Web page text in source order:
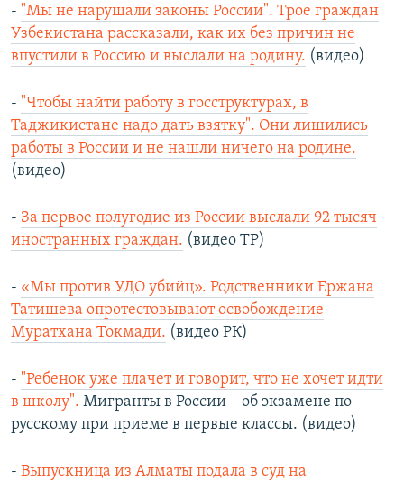
- "Мы не нарушали законы России". Трое граждан
Узбекистана рассказали, как их без причин не
впустили в Россию и выслали на родину. (видео)
- "Чтобы найти работу в госструктурах, в
Таджикистане надо дать взятку". Они лишились
работы в России и не нашли ничего на родине.
(видео)
- За первое полугодие из России выслали 92 тысяч
иностранных граждан. (видео ТР)
- «Мы против УДО убийц». Родственники Ержана
Татишева опротестовывают освобождение
Муратхана Токмади. (видео РК)
- "Ребенок уже плачет и говорит, что не хочет идти
в школу". Мигранты в России – об экзамене по
русскому при приеме в первые классы. (видео)
- Выпускница из Алматы подала в суд на